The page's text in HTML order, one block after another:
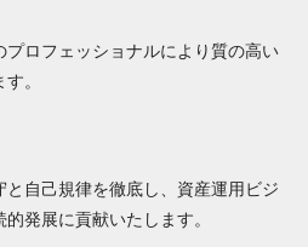
ロフェッショナルにより質の高い
。
自己規律を徹底し、資産運用ビジ
発展に貢献いたします。